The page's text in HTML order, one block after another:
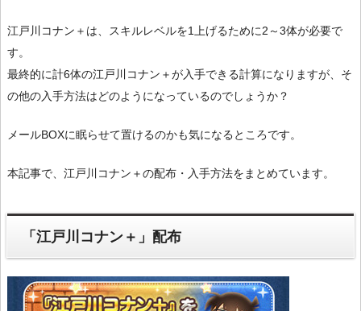
江戸川コナン＋は、スキルレベルを1上げるために2～3体が必要で
す。
最終的に計6体の江戸川コナン＋が入手できる計算になりますが、そ
の他の入手方法はどのようになっているのでしょうか？
メールBOXに眠らせて置けるのかも気になるところです。
本記事で、江戸川コナン＋の配布・入手方法をまとめています。
「江戸川コナン＋」配布